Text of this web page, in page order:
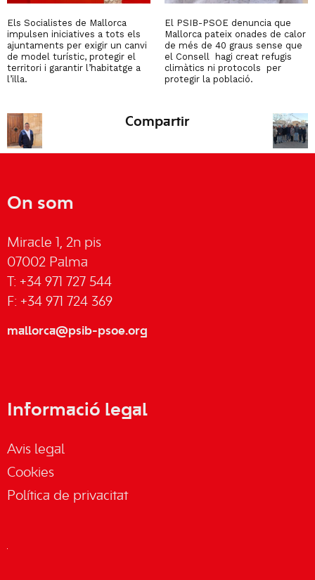
Els Socialistes de Mallorca
impulsen iniciatives a tots els
ajuntaments per exigir un canvi
de model turístic, protegir el
territori i garantir l’habitatge a
l’illa.
El PSIB-PSOE denuncia que
Mallorca pateix onades de calor
de més de 40 graus sense que
el Consell hagi creat refugis
climàtics ni protocols per
protegir la població.
Compartir
On som
Miracle 1, 2n pis
07002 Palma
T: +34 971 727 544
F: +34 971 724 369
mallorca@psib-psoe.org
Informació legal
Avis legal
Cookies
Política de privacitat